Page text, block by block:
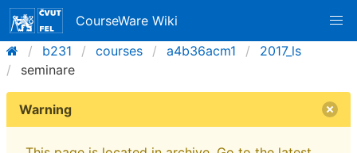
CourseWare Wiki
b231
courses a4b36acm1
2017_ls
seminare
Warning